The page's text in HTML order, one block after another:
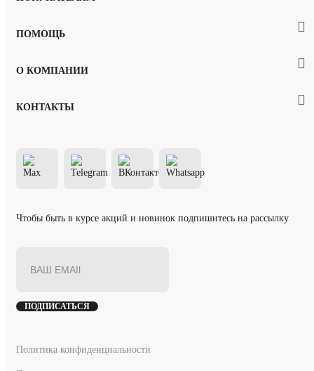
КОНТАКТЫ
ПОМОЩЬ
О КОМПАНИИ
Чтобы быть в курсе акций и новинок подпишитесь на рассылку
ПОДПИСАТЬСЯ
Политика конфиденциальности